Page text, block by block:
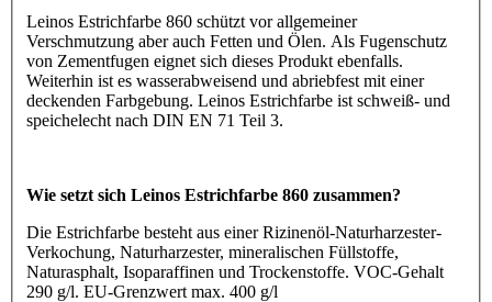
Leinos Estrichfarbe 860 schützt vor allgemeiner
Verschmutzung aber auch Fetten und Ölen. Als Fugenschutz
von Zementfugen eignet sich dieses Produkt ebenfalls.
Weiterhin ist es wasserabweisend und abriebfest mit einer
deckenden Farbgebung. Leinos Estrichfarbe ist schweiß- und
speichelecht nach DIN EN 71 Teil 3.
Wie setzt sich Leinos Estrichfarbe 860 zusammen?
Die Estrichfarbe besteht aus einer Rizinenöl-Naturharzester-
Verkochung, Naturharzester, mineralischen Füllstoffe,
Naturasphalt, Isoparaffinen und Trockenstoffe. VOC-Gehalt
290 g/l. EU-Grenzwert max. 400 g/l